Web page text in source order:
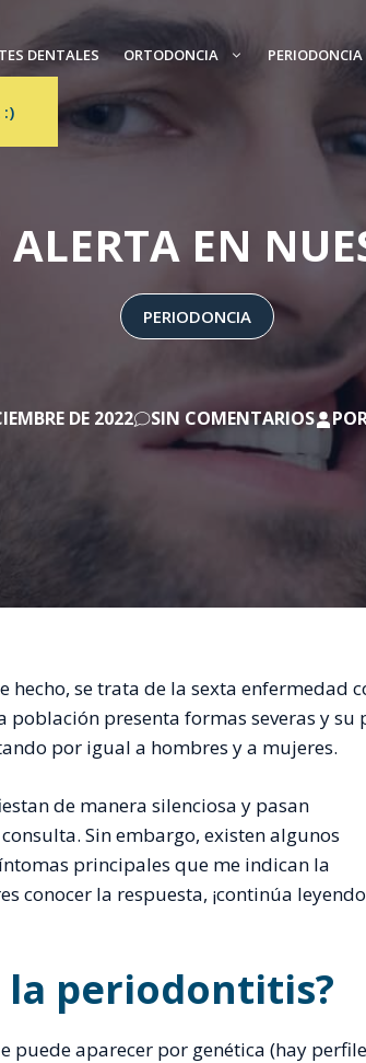
DENTALES ORTODONCIA PERIODONCIA
:)
EN
PERIODONCIA
DE 2022 SIN COMENTARIOS
hecho, se trata de la sexta enfermedad
presenta formas severas y su
por igual a hombres y a mujeres.
de manera silenciosa y pasan
Sin embargo, existen algunos
principales que me indican la
conocer la respuesta, ¡continúa leyendo
la periodontitis?
puede aparecer por genética (hay